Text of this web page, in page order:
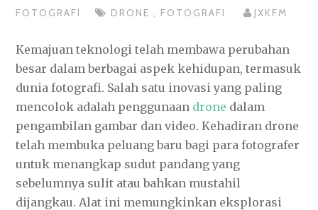
FOTOGRAFI DRONE , FOTOGRAFI JXKFM
Kemajuan teknologi telah membawa perubahan
besar dalam berbagai aspek kehidupan, termasuk
dunia fotografi. Salah satu inovasi yang paling
mencolok adalah penggunaan drone dalam
pengambilan gambar dan video. Kehadiran drone
telah membuka peluang baru bagi para fotografer
untuk menangkap sudut pandang yang
sebelumnya sulit atau bahkan mustahil
dijangkau. Alat ini memungkinkan eksplorasi